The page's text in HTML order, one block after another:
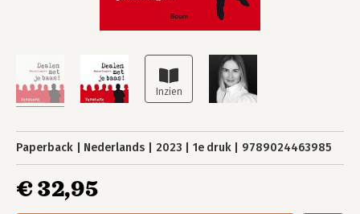
Paperback Nederlands 2023 1e druk 9789024463985
€ 32,95